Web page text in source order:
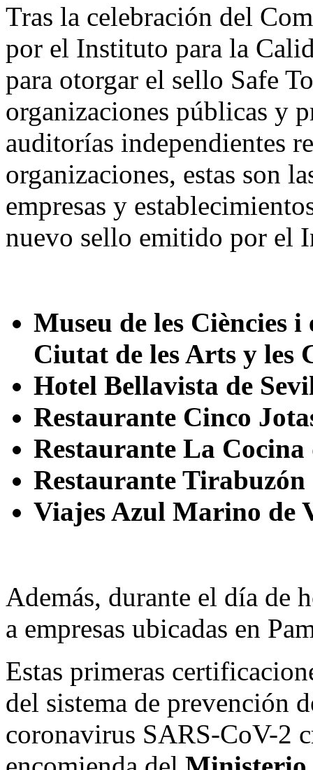
Tras la celebración del
por el Instituto para la
para otorgar el sello Safe
organizaciones públicas y
auditorías independientes
organizaciones, estas son
empresas y
nuevo sello emitido por el
Museu de les Ciències
Ciutat de les Arts y les
Hotel Bellavista de
Restaurante Cinco
Restaurante La
Restaurante Tirabuzón
Viajes Azul Marino de
Además, durante el día de
a empresas ubicadas en
Estas primeras
del sistema de prevención
coronavirus SARS-CoV-2